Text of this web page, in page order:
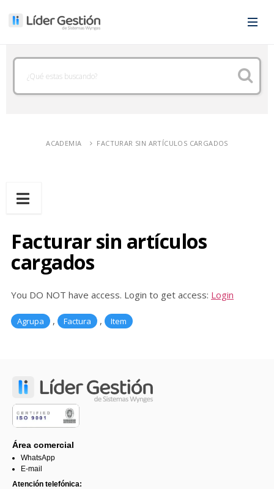
ACADEMIA FACTURAR SIN ARTÍCULOS CARGADOS
Facturar sin artículos
cargados
You DO NOT have access. Login to get access: Login
Agrupa , Factura , Item
Área comercial
WhatsApp
E-mail
Atención telefónica: